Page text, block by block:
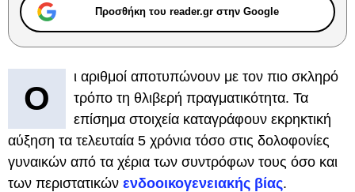
Προσθήκη του reader.gr στην Google
Ο
ι αριθμοί αποτυπώνουν με τον πιο σκληρό
τρόπο τη θλιβερή πραγματικότητα. Τα
επίσημα στοιχεία καταγράφουν εκρηκτική
αύξηση τα τελευταία 5 χρόνια τόσο στις δολοφονίες
γυναικών από τα χέρια των συντρόφων τους όσο και
των περιστατικών ενδοοικογενειακής βίας.